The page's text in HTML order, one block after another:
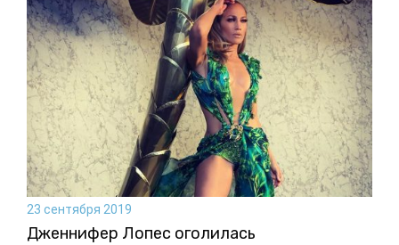
23 сентября 2019
Дженнифер Лопес оголилась